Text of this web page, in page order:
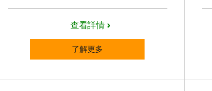
查看詳情
了解更多